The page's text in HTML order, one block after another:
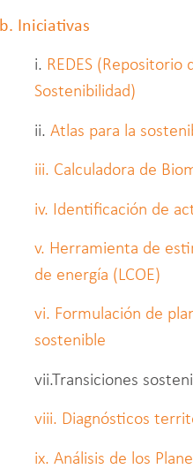
b. Iniciativas
i. REDES (Repositorio
Sostenibilidad)
ii.Atlas para la
iii. Calculadora de
iv. Identificación de
v. Herramienta de
de energía (LCOE)
vi. Formulación de
sostenible
vii.Transiciones
viii. Diagnósticos
ix. Análisis de los